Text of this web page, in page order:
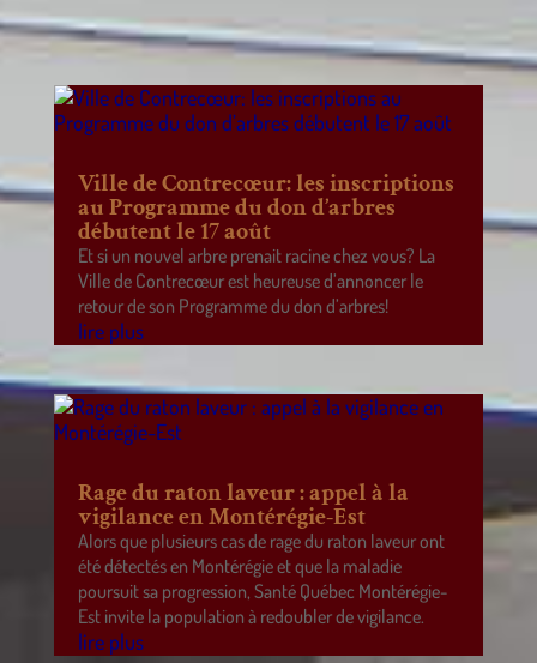
Ville de Contrecœur: les inscriptions
au Programme du don d’arbres
débutent le 17 août
Et si un nouvel arbre prenait racine chez vous? La
Ville de Contrecœur est heureuse d’annoncer le
retour de son Programme du don d’arbres!
lire plus
Rage du raton laveur : appel à la
vigilance en Montérégie-Est
Alors que plusieurs cas de rage du raton laveur ont
été détectés en Montérégie et que la maladie
poursuit sa progression, Santé Québec Montérégie-
Est invite la population à redoubler de vigilance.
lire plus